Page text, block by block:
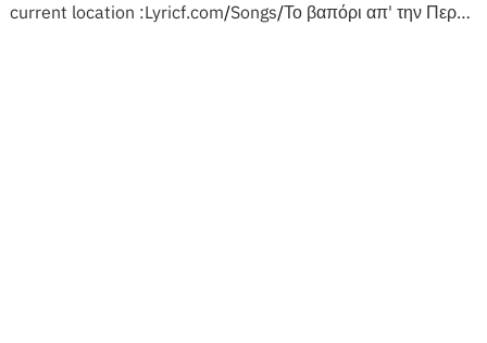
current location :Lyricf.com/Songs/ Το βαπόρι απ' την Περσία [To vapori ap'tin Persia] lyrics